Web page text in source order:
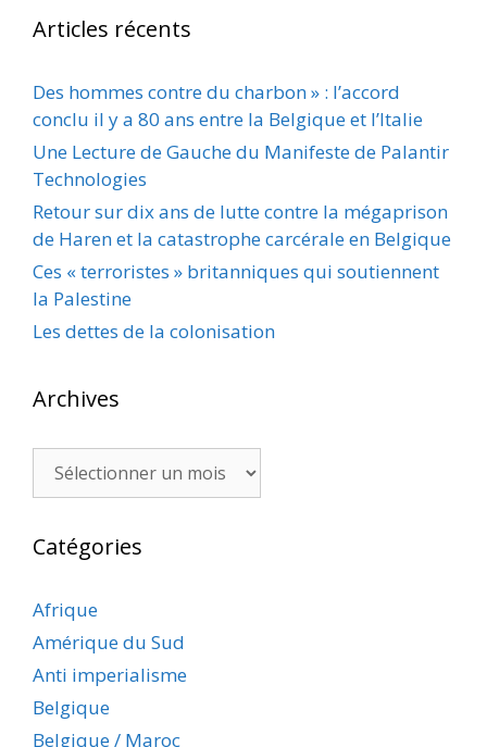
Articles récents
Des hommes contre du charbon » : l’accord
conclu il y a 80 ans entre la Belgique et l’Italie
Une Lecture de Gauche du Manifeste de Palantir
Technologies
Retour sur dix ans de lutte contre la mégaprison
de Haren et la catastrophe carcérale en Belgique
Ces « terroristes » britanniques qui soutiennent
la Palestine
Les dettes de la colonisation
Archives
Archives
Catégories
Afrique
Amérique du Sud
Anti imperialisme
Belgique
Belgique / Maroc